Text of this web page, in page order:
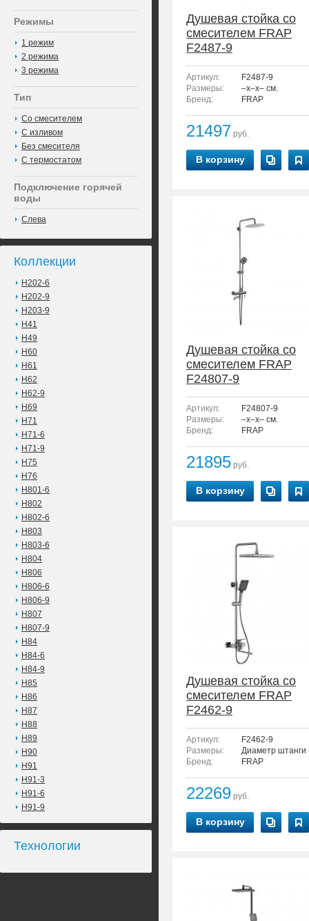
Режимы
1 режим
2 режима
3 режима
Тип
Со смесителем
С изливом
Без смесителя
С термостатом
Подключение горячей
воды
Слева
Коллекции
H202-6
H202-9
H203-9
H41
H49
H60
H61
H62
H62-9
H69
H71
H71-6
H71-9
H75
H76
H801-6
H802
H802-6
H803
H803-6
H804
H806
H806-6
H806-9
H807
H807-9
H84
H84-6
H84-9
H85
H86
H87
H88
H89
H90
H91
H91-3
H91-6
H91-9
Технологии
Душевая стойка со
смесителем FRAP
F2487-9
Артикул:
F2487-9
Размеры:
–x–x– см.
Бренд:
FRAP
21497 руб.
В корзину
Душевая стойка со
смесителем FRAP
F24807-9
Артикул:
F24807-9
Размеры:
–x–x– см.
Бренд:
FRAP
21895 руб.
В корзину
Душевая стойка со
смесителем FRAP
F2462-9
Артикул:
F2462-9
Размеры:
Диаметр штанги
Бренд:
FRAP
22269 руб.
В корзину